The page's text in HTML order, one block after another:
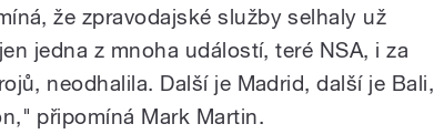
že zpravodajské služby selhaly už
jedna z mnoha událostí, teré NSA, i za
neodhalila. Další je Madrid, další je Bali,
připomíná Mark Martin.